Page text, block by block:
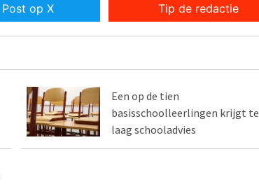
Post op X Tip de redactie
Een op de tien
basisschoolleerlingen krijgt te
laag schooladvies